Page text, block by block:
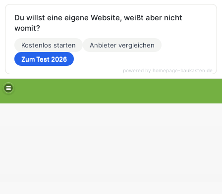
Du willst eine eigene Website, weißt aber nicht
womit?
Kostenlos starten
Anbieter vergleichen
Zum Test 2026
powered by homepage-baukasten.de